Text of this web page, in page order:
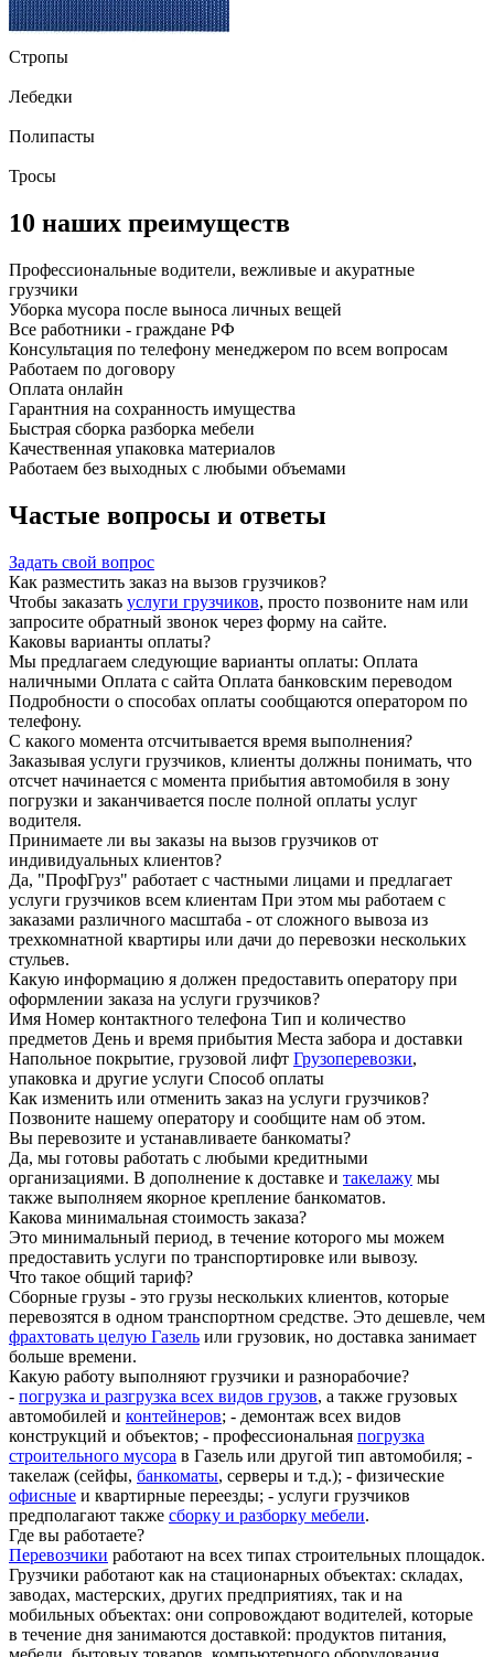
Стропы
Лебедки
Полипасты
Тросы
10 наших преимуществ
Профессиональные водители, вежливые и акуратные
грузчики
Уборка мусора после выноса личных вещей
Все работники - граждане РФ
Консультация по телефону менеджером по всем вопросам
Работаем по договору
Оплата онлайн
Гарантния на сохранность имущества
Быстрая сборка разборка мебели
Качественная упаковка материалов
Работаем без выходных с любыми объемами
Частые вопросы и ответы
Задать свой вопрос
Как разместить заказ на вызов грузчиков?
Чтобы заказать услуги грузчиков, просто позвоните нам или
запросите обратный звонок через форму на сайте.
Каковы варианты оплаты?
Мы предлагаем следующие варианты оплаты: Оплата
наличными Оплата с сайта Оплата банковским переводом
Подробности о способах оплаты сообщаются оператором по
телефону.
С какого момента отсчитывается время выполнения?
Заказывая услуги грузчиков, клиенты должны понимать, что
отсчет начинается с момента прибытия автомобиля в зону
погрузки и заканчивается после полной оплаты услуг
водителя.
Принимаете ли вы заказы на вызов грузчиков от
индивидуальных клиентов?
Да, "ПрофГруз" работает с частными лицами и предлагает
услуги грузчиков всем клиентам При этом мы работаем с
заказами различного масштаба - от сложного вывоза из
трехкомнатной квартиры или дачи до перевозки нескольких
стульев.
Какую информацию я должен предоставить оператору при
оформлении заказа на услуги грузчиков?
Имя Номер контактного телефона Тип и количество
предметов День и время прибытия Места забора и доставки
Напольное покрытие, грузовой лифт Грузоперевозки,
упаковка и другие услуги Способ оплаты
Как изменить или отменить заказ на услуги грузчиков?
Позвоните нашему оператору и сообщите нам об этом.
Вы перевозите и устанавливаете банкоматы?
Да, мы готовы работать с любыми кредитными
организациями. В дополнение к доставке и такелажу мы
также выполняем якорное крепление банкоматов.
Какова минимальная стоимость заказа?
Это минимальный период, в течение которого мы можем
предоставить услуги по транспортировке или вывозу.
Что такое общий тариф?
Сборные грузы - это грузы нескольких клиентов, которые
перевозятся в одном транспортном средстве. Это дешевле, чем
фрахтовать целую Газель или грузовик, но доставка занимает
больше времени.
Какую работу выполняют грузчики и разнорабочие?
- погрузка и разгрузка всех видов грузов, а также грузовых
автомобилей и контейнеров; - демонтаж всех видов
конструкций и объектов; - профессиональная погрузка
строительного мусора в Газель или другой тип автомобиля; -
такелаж (сейфы, банкоматы, серверы и т.д.); - физические
офисные и квартирные переезды; - услуги грузчиков
предполагают также сборку и разборку мебели.
Где вы работаете?
Перевозчики работают на всех типах строительных площадок.
Грузчики работают как на стационарных объектах: складах,
заводах, мастерских, других предприятиях, так и на
мобильных объектах: они сопровождают водителей, которые
в течение дня занимаются доставкой: продуктов питания,